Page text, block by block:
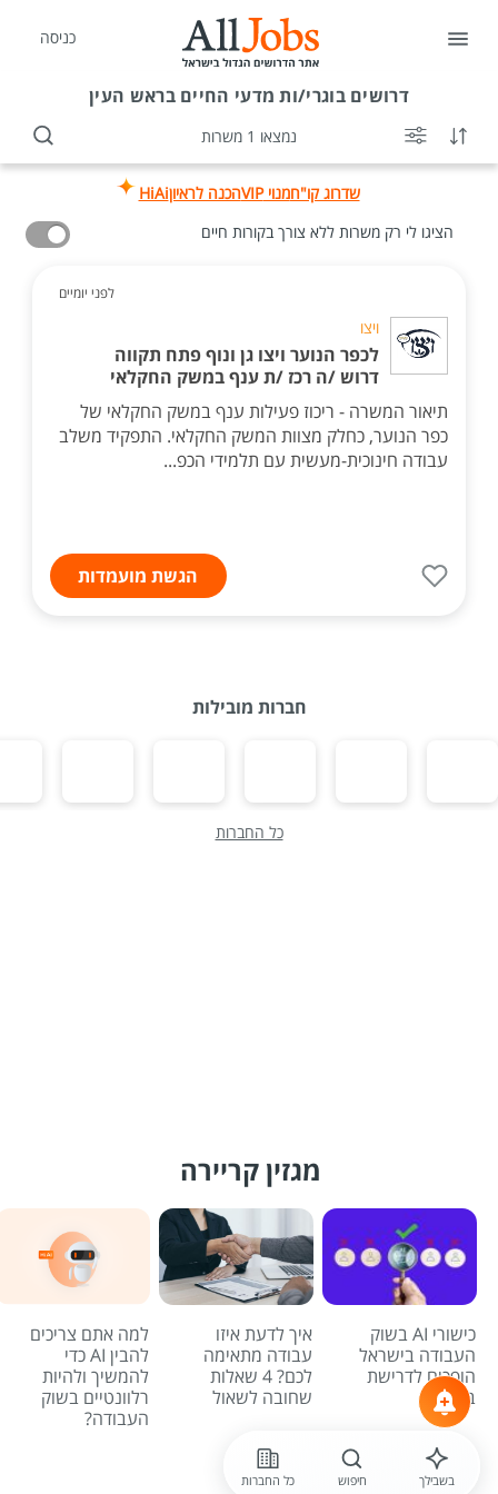
כניסה
דרושיםבוגרי/ות מדעי החיים בראש העין
נמצאו 1 משרות
שדרוג קו"חמנוי VIP הכנה לראיוןHiAi
הציגו לי רק משרות ללא צורך בקורות חיים
לפני יומיים
ויצו
לכפר הנוער ויצו גן ונוף פתח תקווה
דרוש /ה רכז /ת ענף במשק החקלאי
תיאור המשרה - ריכוז פעילות ענף במשק החקלאי של
כפר הנוער, כחלק מצוות המשק החקלאי. התפקיד משלב
עבודה חינוכית-מעשית עם תלמידי הכפ...
הגשת מועמדות
חברות מובילות
כל החברות
מגזין קריירה
כישורי AI בשוק
העבודה בישראל
הופכים לדרישת
בסיס
איך לדעת איזו
עבודה מתאימה
לכם? 4 שאלות
שחובה לשאול
למה אתם צריכים
להבין AI כדי
להמשיך ולהיות
רלוונטיים בשוק
העבודה?
לכל הכתבות
בשבילך חיפוש כל החברות